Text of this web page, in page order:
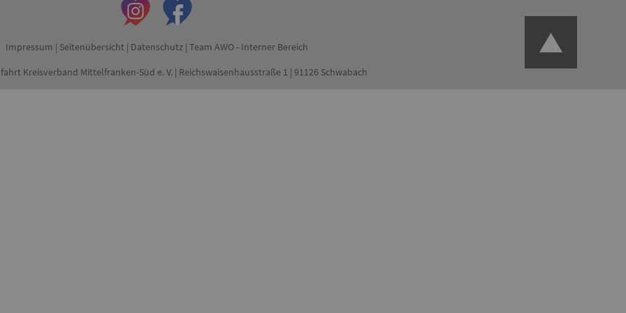
Impressum | Seitenübersicht| Datenschutz| Team AWO - Interner Bereich
Kreisverband Mittelfranken-Süd e. V. | Reichswaisenhausstraße 1 | 91126 Schwabach